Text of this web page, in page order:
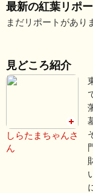
最新の紅葉リポー
まだリポートがあり
見どころ紹介
しらたまちゃんさ
ん